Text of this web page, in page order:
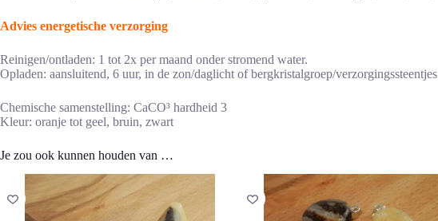
Advies energetische verzorging
Reinigen/ontladen: 1 tot 2x per maand onder stromend water.
Opladen: aansluitend, 6 uur, in de zon/daglicht of bergkristalgroep/verzorgingssteentjes
Chemische samenstelling: CaCO³ hardheid 3
Kleur: oranje tot geel, bruin, zwart
Je zou ook kunnen houden van …